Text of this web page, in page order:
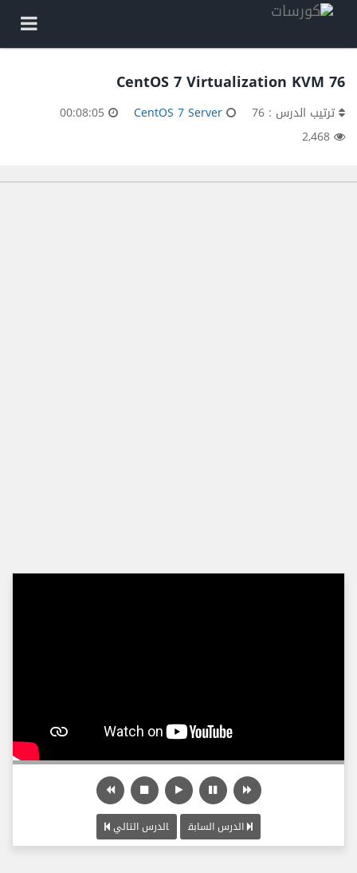
76 CentOS 7 Virtualization KVM
ترتيب الدرس : 76 CentOS 7 Server
الدرس السابق الدرس التالي